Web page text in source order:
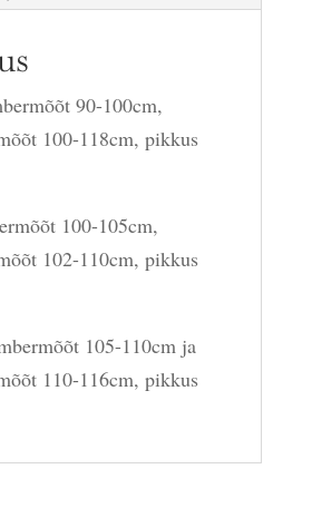
90-100cm,
100-118cm, pikkus
100-105cm,
102-110cm, pikkus
105-110cm ja
110-116cm, pikkus